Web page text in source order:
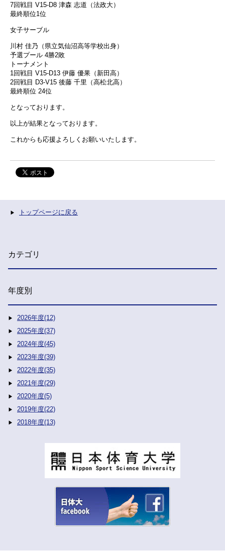
7回戦目 V15-D8 津森 志道（法政大）
最終順位1位
女子サーブル
川村 佳乃（県立気仙沼高等学校出身）
予選プール 4勝2敗
トーナメント
1回戦目 V15-D13 伊藤 優果（新田高）
2回戦目 D3-V15 後藤 千里（高松北高）
最終順位 24位
となっております。
以上が結果となっております。
これからも応援よろしくお願いいたします。
トップページに戻る
カテゴリ
年度別
2026年度(12)
2025年度(37)
2024年度(45)
2023年度(39)
2022年度(35)
2021年度(29)
2020年度(5)
2019年度(22)
2018年度(13)